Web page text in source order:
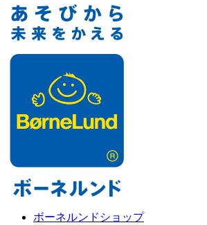
ボーネルンドショップ